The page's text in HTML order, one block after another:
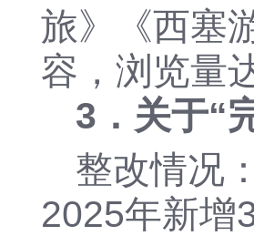
旅》《西塞
容 ， 浏览量
3．关于“
整改情况
2025年新增